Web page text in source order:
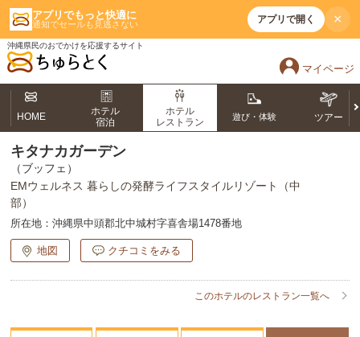
アプリでもっと快適に
通知でセールも見逃さない アプリで開く ×
沖縄県民のおでかけを応援するサイト
マイページ
HOME
ホテル
宿泊
ホテル
レストラン
遊び・体験 ツアー
キタナカガーデン
（ブッフェ）
EMウェルネス 暮らしの発酵ライフスタイルリゾート（中
部）
所在地： 沖縄県中頭郡北中城村字喜舎場1478番地
地図 クチコミをみる
このホテルのレストラン一覧へ